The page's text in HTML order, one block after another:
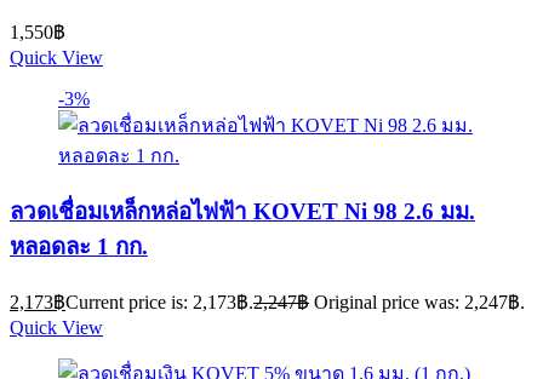
1,550฿
Quick View
-3%
ลวดเชื่อมเหล็กหล่อไฟฟ้า KOVET Ni 98 2.6 มม.
หลอดละ 1 กก.
2,173฿Current price is: 2,173฿.2,247฿ Original price was: 2,247฿.
Quick View